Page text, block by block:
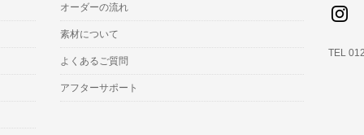
オーダーの流れ
素材について
よくあるご質問
アフターサポート
TEL